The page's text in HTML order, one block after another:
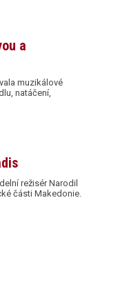
a
muzikálové
natáčení,
režisér Narodil
části Makedonie.